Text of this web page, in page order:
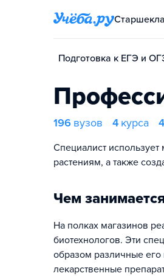
Подготовка к ЕГЭ и
196 вузов 4 курса 4
Специалист
растениям, а также
Чем
На полках магазинов
биотехнологов. Эти
образом различные его
лекарственные